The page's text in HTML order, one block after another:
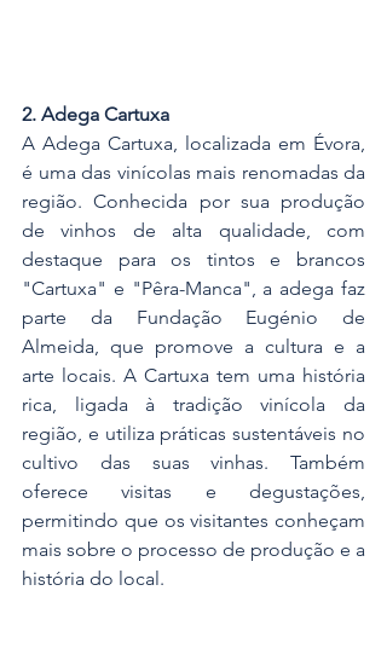
2. Adega Cartuxa
A Adega Cartuxa, localizada em Évora,
é uma das vinícolas mais renomadas da
região. Conhecida por sua produção
de vinhos de alta qualidade, com
destaque para os tintos e brancos
"Cartuxa" e "Pêra-Manca", a adega faz
parte da Fundação Eugénio de
Almeida, que promove a cultura e a
arte locais. A Cartuxa tem uma história
rica, ligada à tradição vinícola da
região, e utiliza práticas sustentáveis no
cultivo das suas vinhas. Também
oferece visitas e degustações,
permitindo que os visitantes conheçam
mais sobre o processo de produção e a
história do local.